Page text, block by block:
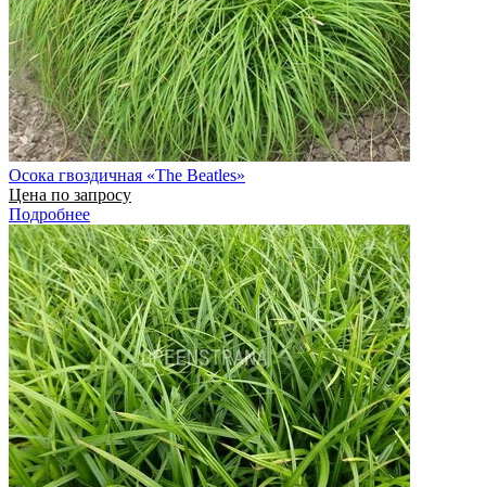
Осока гвоздичная «The Beatles»
Цена по запросу
Подробнее